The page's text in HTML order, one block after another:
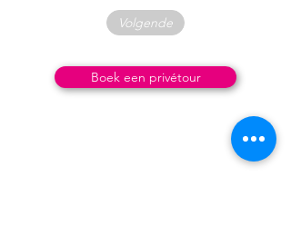
Volgende
Boek een privétour